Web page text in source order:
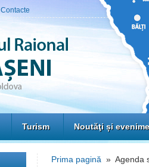
Contacte
Turism Noutăţi și
Prima pagină » Agenda